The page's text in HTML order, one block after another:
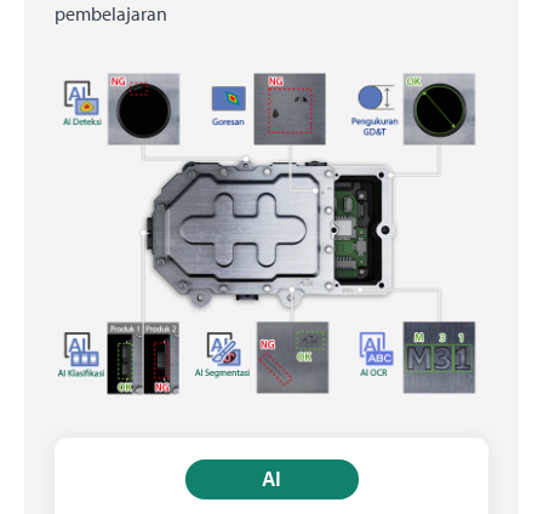
pembelajaran
AI